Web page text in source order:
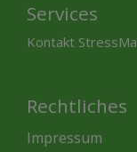
Services
Kontakt
Rechtliches
Impressum